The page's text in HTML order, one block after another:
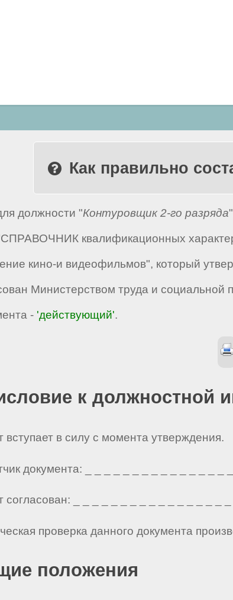
Как правильно
должности "Контуровщик 2-го разряда
квалификационных
кино-и видеофильмов", который
Министерством труда и социальной
- 'действующий'.
к должностной
вступает в силу с момента утверждения.
документа: _ _ _ _ _ _ _ _ _ _ _ _ _ _ _
согласован: _ _ _ _ _ _ _ _ _ _ _ _ _ _ _ _
проверка данного документа
положения